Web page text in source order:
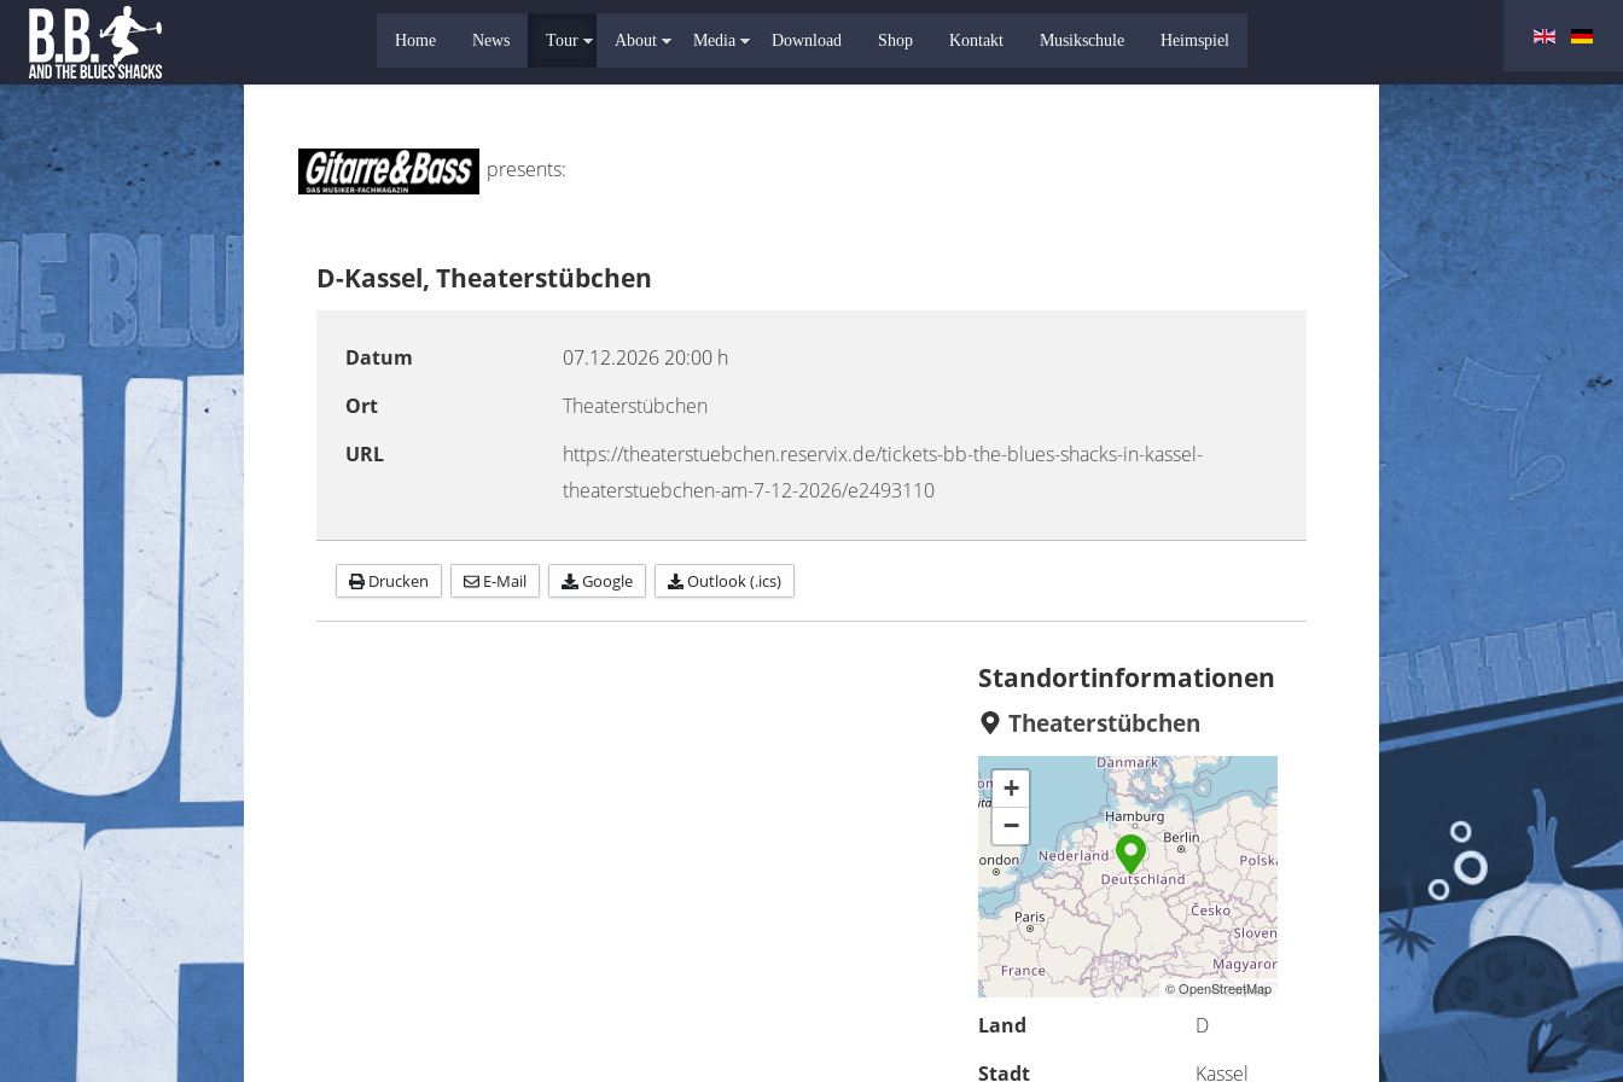
Home News Tour About Media Download Shop Kontakt Musikschule Heimspiel
presents:
D-Kassel, Theaterstübchen
Datum 07.12.2026 20:00 h
Ort
Theaterstübchen
URL
https://theaterstuebchen.reservix.de/tickets-bb-the-blues-shacks-in-kassel-
theaterstuebchen-am-7-12-2026/e2493110
Drucken E-Mail Google Outlook (.ics)
Standortinformationen
Theaterstübchen
+
−
© OpenStreetMap
Land
D
Stadt
Kassel